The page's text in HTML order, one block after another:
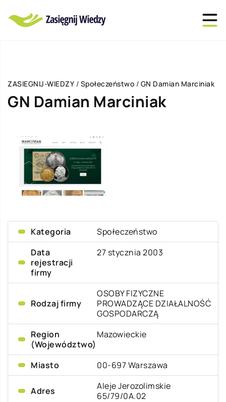
ZASIEGNIJ-WIEDZY / Społeczeństwo / GN Damian Marciniak
GN Damian Marciniak
Kategoria
Społeczeństwo
Data
rejestracji
firmy
27 stycznia 2003
Rodzaj firmy
OSOBY FIZYCZNE
PROWADZĄCE DZIAŁALNOŚĆ
GOSPODARCZĄ
Region
(Województwo)
Mazowieckie
Miasto 00-697 Warszawa
Adres
Aleje Jerozolimskie
65/79/0A.02